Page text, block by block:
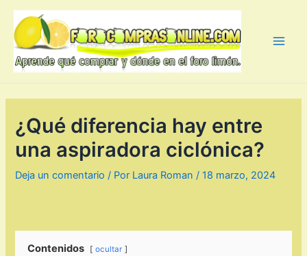
contenido
¿Qué diferencia hay entre
una aspiradora ciclónica?
Deja un comentario / Por Laura Roman /18 marzo, 2024
Contenidos ocultar